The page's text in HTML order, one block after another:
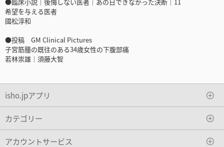
希望を与える医者
國松淳和
●投稿 GM Clinical Pictures
子宮筋腫の既往のある34歳女性の下腹部痛
若林崇雄｜須藤大智
isho.jpアプリ
カテゴリー
アカウントサービス